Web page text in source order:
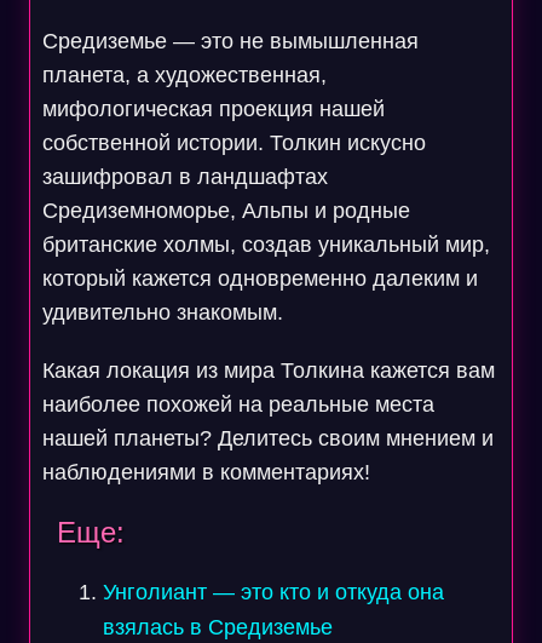
Средиземье — это не вымышленная
планета, а художественная,
мифологическая проекция нашей
собственной истории. Толкин искусно
зашифровал в ландшафтах
Средиземноморье, Альпы и родные
британские холмы, создав уникальный мир,
который кажется одновременно далеким и
удивительно знакомым.
Какая локация из мира Толкина кажется вам
наиболее похожей на реальные места
нашей планеты? Делитесь своим мнением и
наблюдениями в комментариях!
Еще:
Унголиант — это кто и откуда она
взялась в Средиземье